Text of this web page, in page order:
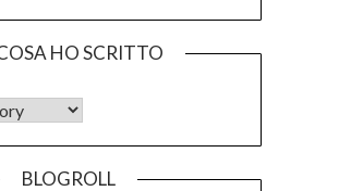
HO SCRITTO
BLOGROLL